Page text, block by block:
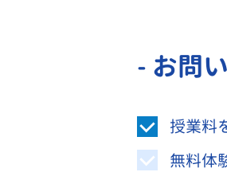
- お問
授業料
無料体